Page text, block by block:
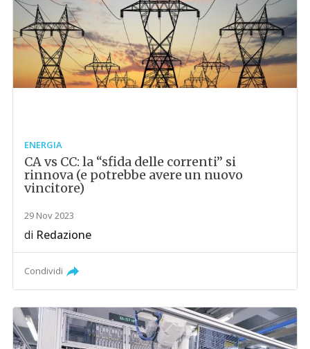
ENERGIA
CA vs CC: la “sfida delle correnti” si
rinnova (e potrebbe avere un nuovo
vincitore)
29 Nov 2023
di Redazione
Condividi